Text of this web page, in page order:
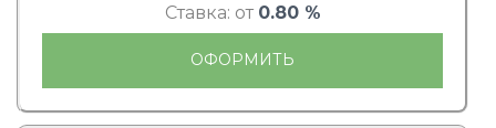
Ставка: от 0.80 %
ОФОРМИТЬ